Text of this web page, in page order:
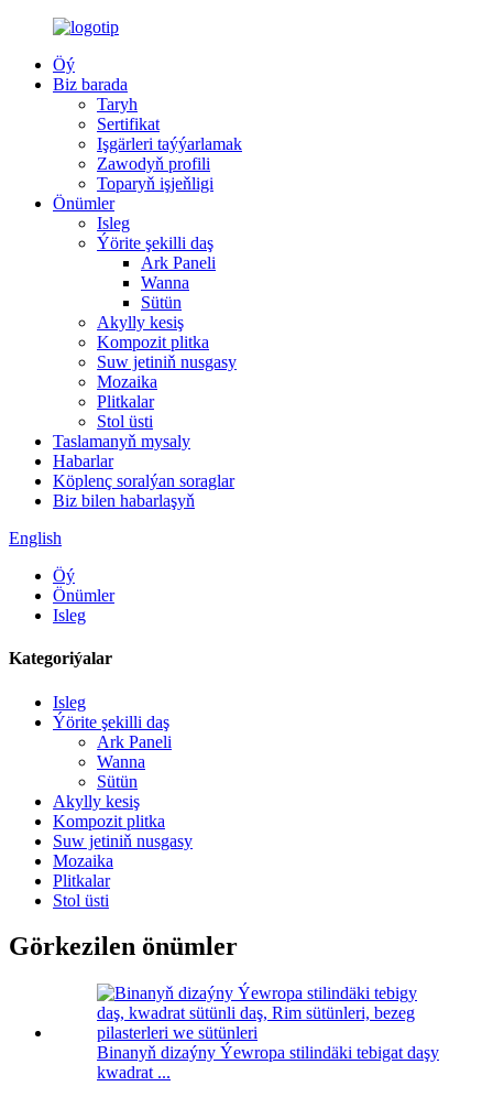
Öý
Biz barada
Taryh
Sertifikat
Işgärleri taýýarlamak
Zawodyň profili
Toparyň işjeňligi
Önümler
Isleg
Ýörite şekilli daş
Ark Paneli
Wanna
Sütün
Akylly kesiş
Kompozit plitka
Suw jetiniň nusgasy
Mozaika
Plitkalar
Stol üsti
Taslamanyň mysaly
Habarlar
Köplenç soralýan soraglar
Biz bilen habarlaşyň
English
Öý
Önümler
Isleg
Kategoriýalar
Isleg
Ýörite şekilli daş
Ark Paneli
Wanna
Sütün
Akylly kesiş
Kompozit plitka
Suw jetiniň nusgasy
Mozaika
Plitkalar
Stol üsti
Görkezilen önümler
Binanyň dizaýny Ýewropa stilindäki tebigat daşy
kwadrat ...